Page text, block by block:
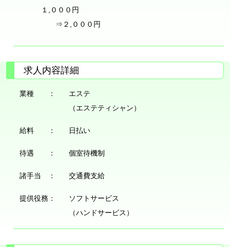
１,０００円
⇒２,０００円
求人内容詳細
業種 ：
エステ
（エステティシャン）
給料 ： 日払い
待遇 ： 個室待機制
諸手当 ： 交通費支給
提供役務：
ソフトサービス
（ハンドサービス）